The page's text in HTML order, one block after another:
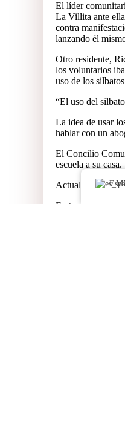
El líder
La Villita ante
contra
lanzando él
Otro residente,
los voluntarios
uso de los
“El uso del
La idea de usar
hablar con un
El Concilio
escuela a su casa.
Actualmente,
En torno al